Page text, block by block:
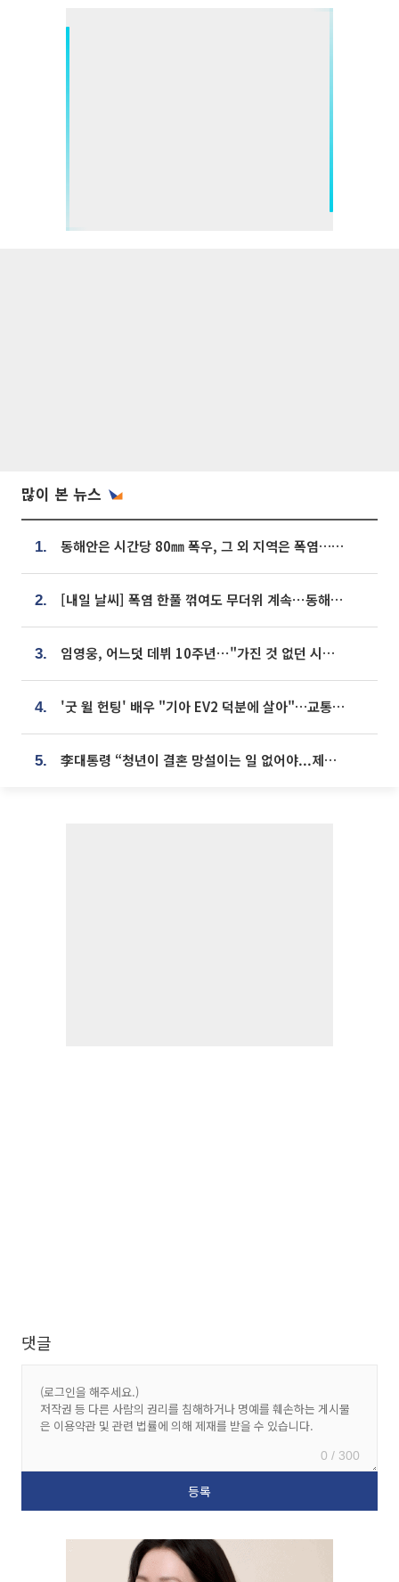
많이 본 뉴스
1. 동해안은 시간당 80㎜ 폭우, 그 외 지역은 폭염…‘극과 극 날씨’
2. [내일 날씨] 폭염 한풀 꺾여도 무더위 계속⋯동해안 이틀 연속 비
3. 임영웅, 어느덧 데뷔 10주년⋯"가진 것 없던 시절, 내 앞엔 20명의 팬뿐"
4. '굿 윌 헌팅' 배우 "기아 EV2 덕분에 살아"…교통사고 후 안전성 극찬
5. 李대통령 “청년이 결혼 망설이는 일 없어야...제도상 불이익 조사”
댓글
0 / 300